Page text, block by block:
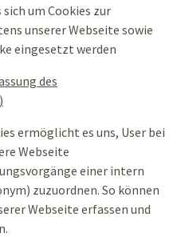
um Cookies zur
unserer Webseite sowie
eingesetzt werden
des
ermöglicht es uns, User bei
Webseite
einer intern
zuzuordnen. So können
Webseite erfassen und